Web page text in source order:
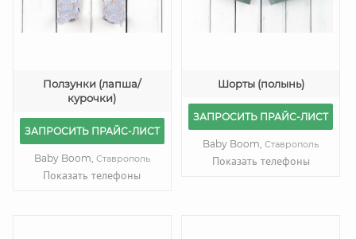
Ползунки (лапша/
курочки)
ЗАПРОСИТЬ ПРАЙС-ЛИСТ
Baby Boom, Ставрополь
Показать телефоны
Шорты (полынь)
ЗАПРОСИТЬ ПРАЙС-ЛИСТ
Baby Boom,Ставрополь
Показать телефоны